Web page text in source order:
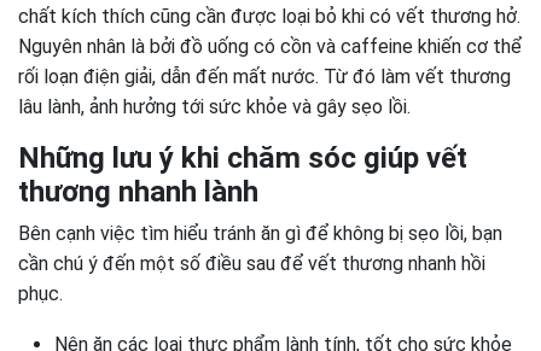
chất kích thích cũng cần được loại bỏ khi có vết thương hở.
Nguyên nhân là bởi đồ uống có cồn và caffeine khiến cơ thể
rối loạn điện giải, dẫn đến mất nước. Từ đó làm vết thương
lâu lành, ảnh hưởng tới sức khỏe và gây sẹo lồi.
Những lưu ý khi chăm sóc giúp vết
thương nhanh lành
Bên cạnh việc tìm hiểu tránh ăn gì để không bị sẹo lồi, bạn
cần chú ý đến một số điều sau để vết thương nhanh hồi
phục.
Nên ăn các loại thực phẩm lành tính, tốt cho sức khỏe